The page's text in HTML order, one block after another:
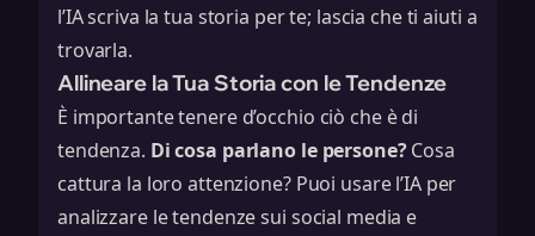
l’IA scriva la tua storia per te; lascia che ti aiuti a
trovarla.
Allineare la Tua Storia con le Tendenze
È importante tenere d’occhio ciò che è di
tendenza. Di cosa parlano le persone?Cosa
cattura la loro attenzione? Puoi usare l’IA per
analizzare le tendenze sui social media e